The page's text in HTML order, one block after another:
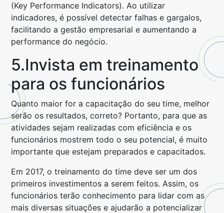
(Key Performance Indicators). Ao utilizar
indicadores, é possível detectar falhas e gargalos,
facilitando a gestão empresarial e aumentando a
performance do negócio.
5.Invista em treinamento
para os funcionários
Quanto maior for a capacitação do seu time, melhor
serão os resultados, correto? Portanto, para que as
atividades sejam realizadas com eficiência e os
funcionários mostrem todo o seu potencial, é muito
importante que estejam preparados e capacitados.
Em 2017, o treinamento do time deve ser um dos
primeiros investimentos a serem feitos. Assim, os
funcionários terão conhecimento para lidar com as
mais diversas situações e ajudarão a potencializar